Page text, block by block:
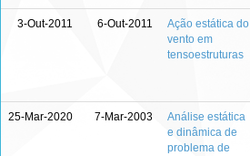
3-Out-2011 6-Out-2011
Ação estática do
vento em
tensoestruturas
25-Mar-2020 7-Mar-2003
Análise estática
e dinâmica de
problema de